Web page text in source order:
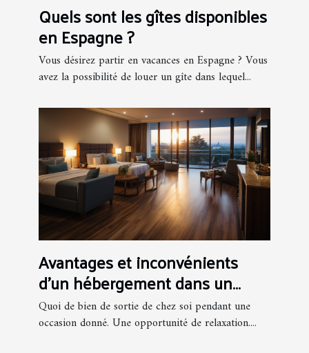
Quels sont les gîtes disponibles
en Espagne ?
Vous désirez partir en vacances en Espagne ? Vous
avez la possibilité de louer un gîte dans lequel...
Avantages et inconvénients
d’un hébergement dans un
hôtel
Quoi de bien de sortie de chez soi pendant une
occasion donné. Une opportunité de relaxation....